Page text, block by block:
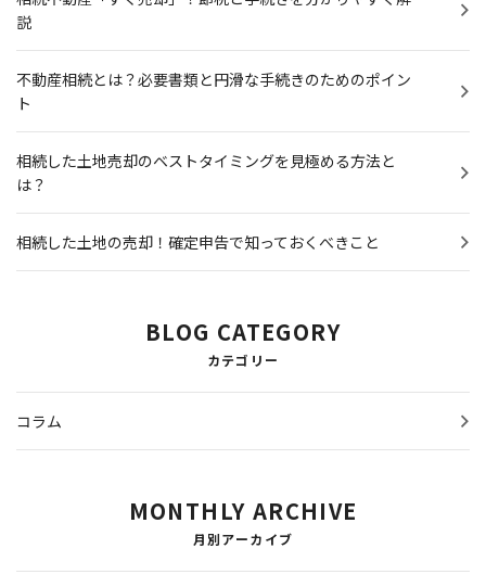
説
不動産相続とは？必要書類と円滑な手続きのためのポイン
ト
相続した土地売却のベストタイミングを見極める方法と
は？
相続した土地の売却！確定申告で知っておくべきこと
BLOG CATEGORY
カテゴリー
コラム
MONTHLY ARCHIVE
月別アーカイブ